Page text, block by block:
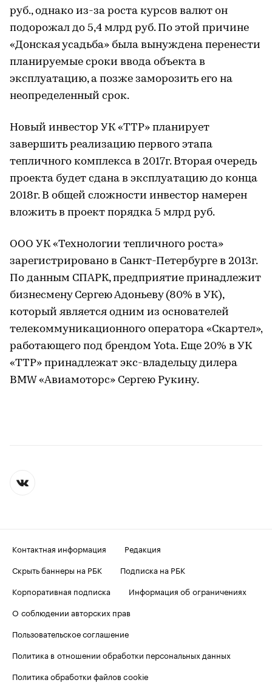
руб., однако из-за роста курсов валют он
подорожал до 5,4 млрд руб. По этой причине
«Донская усадьба» была вынуждена перенести
планируемые сроки ввода объекта в
эксплуатацию, а позже заморозить его на
неопределенный срок.
Новый инвестор УК «ТТР» планирует
завершить реализацию первого этапа
тепличного комплекса в 2017г. Вторая очередь
проекта будет сдана в эксплуатацию до конца
2018г. В общей сложности инвестор намерен
вложить в проект порядка 5 млрд руб.
ООО УК «Технологии тепличного роста»
зарегистрировано в Санкт-Петербурге в 2013г.
По данным СПАРК, предприятие принадлежит
бизнесмену Сергею Адоньеву (80% в УК),
который является одним из основателей
телекоммуникационного оператора «Скартел»,
работающего под брендом Yota. Еще 20% в УК
«ТТР» принадлежат экс-владельцу дилера
BMW «Авиамоторс» Сергею Рукину.
Контактная информация
Редакция
Скрыть баннеры на РБК
Подписка на РБК
Корпоративная подписка
Информация об ограничениях
О соблюдении авторских прав
Пользовательское соглашение
Политика в отношении обработки персональных данных
Политика обработки файлов cookie